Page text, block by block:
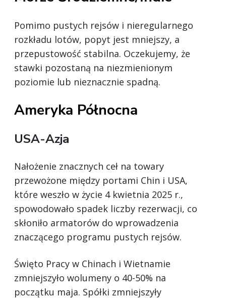
Pomimo pustych rejsów i nieregularnego
rozkładu lotów, popyt jest mniejszy, a
przepustowość stabilna. Oczekujemy, że
stawki pozostaną na niezmienionym
poziomie lub nieznacznie spadną.
Ameryka Północna
USA-Azja
Nałożenie znacznych ceł na towary
przewożone między portami Chin i USA,
które weszło w życie 4 kwietnia 2025 r.,
spowodowało spadek liczby rezerwacji, co
skłoniło armatorów do wprowadzenia
znaczącego programu pustych rejsów.
Święto Pracy w Chinach i Wietnamie
zmniejszyło wolumeny o 40-50% na
początku maja. Spółki zmniejszyły